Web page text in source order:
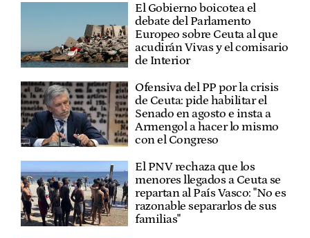
El Gobierno boicotea el
debate del Parlamento
Europeo sobre Ceuta al que
acudirán Vivas y el comisario
de Interior
Ofensiva del PP por la crisis
de Ceuta: pide habilitar el
Senado en agosto e insta a
Armengol a hacer lo mismo
con el Congreso
El PNV rechaza que los
menores llegados a Ceuta se
repartan al País Vasco: "No es
razonable separarlos de sus
familias"